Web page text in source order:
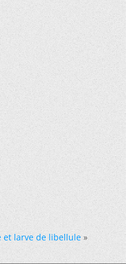
et larve de libellule »